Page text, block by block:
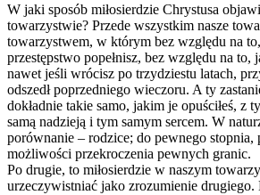
W jaki sposób miłosierdzie Chrystusa
towarzystwie? Przede wszystkim nasze
towarzystwem, w którym bez względu na
przestępstwo popełnisz, bez względu na to,
nawet jeśli wrócisz po trzydziestu latach,
odszedł poprzedniego wieczoru. A ty
dokładnie takie samo, jakim je opuściłeś, z
samą nadzieją i tym samym sercem. W
porównanie – rodzice; do pewnego stopnia,
możliwości przekroczenia pewnych granic.
Po drugie, to miłosierdzie w naszym
urzeczywistniać jako zrozumienie